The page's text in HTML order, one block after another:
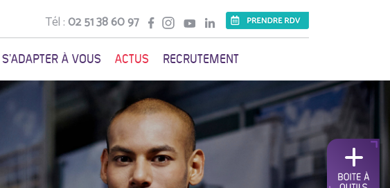
Tél :02 51 38 60 97
S'ADAPTER À VOUS ACTUS RECRUTEMENT